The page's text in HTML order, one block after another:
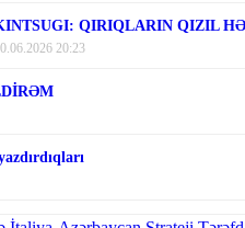
QIRIQLARIN QIZIL
20:23